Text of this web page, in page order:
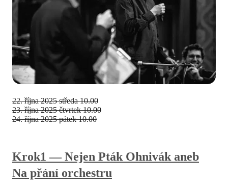
Krok1 — Nejen Pták Ohnivák aneb
Na přání orchestru
22. října 2025 středa 10.00
23. října 2025 čtvrtek 10.00
24. října 2025 pátek 10.00